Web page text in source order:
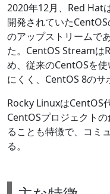
2020年12月、Red Hat
開発されていた
のアップストリームで
た。CentOS Streamは
め、従来のCentOSを
にくく、CentOS 8のサ
Rocky LinuxはCentOS
CentOSプロジェクト
ることも特徴で、コミ
る。